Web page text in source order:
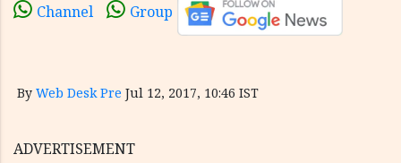
Channel Group
By Web Desk Pre Jul 12, 2017, 10:46 IST
ADVERTISEMENT